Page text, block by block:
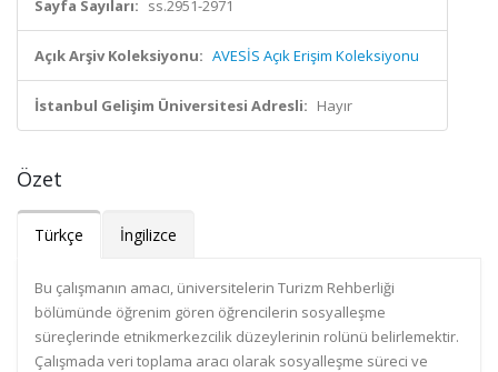
Sayfa Sayıları: ss.2951-2971
Açık Arşiv Koleksiyonu: AVESİS Açık Erişim Koleksiyonu
İstanbul Gelişim Üniversitesi Adresli: Hayır
Özet
Türkçe İngilizce
Bu çalışmanın amacı, üniversitelerin Turizm Rehberliği
bölümünde öğrenim gören öğrencilerin sosyalleşme
süreçlerinde etnikmerkezcilik düzeylerinin rolünü belirlemektir.
Çalışmada veri toplama aracı olarak sosyalleşme süreci ve